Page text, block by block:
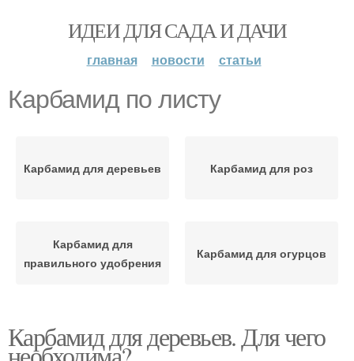
ИДЕИ ДЛЯ САДА И ДАЧИ
главная новости статьи
Карбамид по листу
Карбамид для деревьев Карбамид для роз
Карбамид для
правильного удобрения
Карбамид для огурцов
Карбамид для деревьев. Для чего